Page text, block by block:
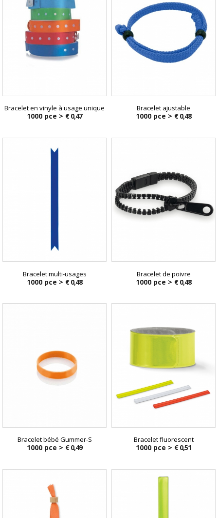
Bracelet en vinyle à usage unique
1000 pce > € 0,47
Bracelet ajustable
1000 pce > € 0,48
Bracelet multi-usages
1000 pce > € 0,48
Bracelet de poivre
1000 pce > € 0,48
Bracelet bébé Gummer-S
1000 pce > € 0,49
Bracelet fluorescent
1000 pce > € 0,51